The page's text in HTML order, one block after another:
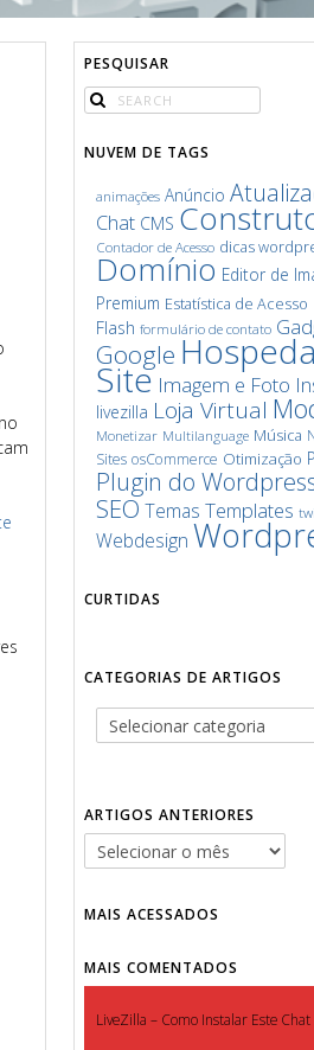
PESQUISAR
NUVEM DE TAGS
animações Anúncio
Chat CMS
Contador de Acesso dicas
Domínio Editor de
Premium Estatística de Acesso
Flash formulário de contato
Google
Site Imagem e Foto
livezilla Loja Virtual
Monetizar Multilanguage Música
Sites osCommerce Otimização
Plugin do
SEO Temas Templates
Webdesign
CURTIDAS
CATEGORIAS DE ARTIGOS
ARTIGOS ANTERIORES
MAIS ACESSADOS
MAIS COMENTADOS
LiveZilla – Como Instalar Este